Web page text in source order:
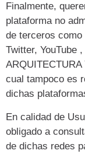
Finalmente,
plataforma no
de terceros
Twitter, YouTube
cual tampoco es
dichas
En calidad de
obligado a
de dichas redes